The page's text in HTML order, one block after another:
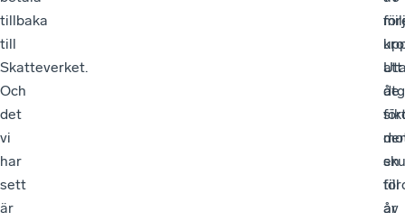
tillbaka
till
Skatteverket.
Och
det
vi
har
sett
är
till
år
att
de
en
av